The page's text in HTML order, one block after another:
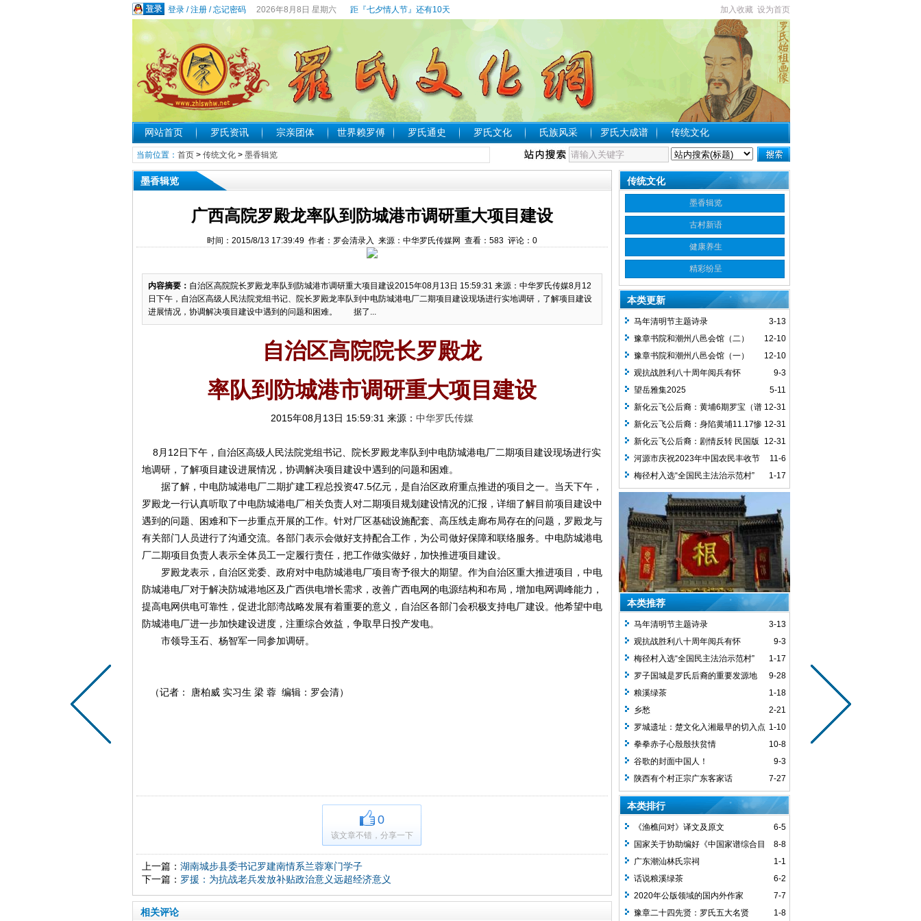
登录/注册/忘记密码 2026年8月8日 星期六 距『七夕情人节』还有10天 加入收藏 设为首页
网站首页 罗氏资讯 宗亲团体 世界赖罗傅 罗氏通史 罗氏文化 氏族风采 罗氏大成谱 传统文化
当前位置： 首页> 传统文化> 墨香辑览
墨香辑览
广西高院罗殿龙率队到防城港市调研重大项目建设
时间：2015/8/13 17:39:49 作者：罗会清录入 来源：中华罗氏传媒网 查看： 583评论： 0
内容摘要： 自治区高院院长罗殿龙率队到防城港市调研重大项目建设2015年08月13日 15:59:31 来源：中华罗氏传媒8月12
日下午，自治区高级人民法院党组书记、院长罗殿龙率队到中电防城港电厂二期项目建设现场进行实地调研，了解项目建设
进展情况，协调解决项目建设中遇到的问题和困难。 据了...
自治区高院院长罗殿龙
率队到防城港市调研重大项目建设
2015年08月13日 15:59:31 来源： 中华罗氏传媒
8月12日下午，自治区高级人民法院党组书记、院长罗殿龙率队到中电防城港电厂二期项目建设现场进行实
地调研，了解项目建设进展情况，协调解决项目建设中遇到的问题和困难。
据了解，中电防城港电厂二期扩建工程总投资47.5亿元，是自治区政府重点推进的项目之一。当天下午，
罗殿龙一行认真听取了中电防城港电厂相关负责人对二期项目规划建设情况的汇报，详细了解目前项目建设中
遇到的问题、困难和下一步重点开展的工作。针对厂区基础设施配套、高压线走廊布局存在的问题，罗殿龙与
有关部门人员进行了沟通交流。各部门表示会做好支持配合工作，为公司做好保障和联络服务。中电防城港电
厂二期项目负责人表示全体员工一定履行责任，把工作做实做好，加快推进项目建设。
罗殿龙表示，自治区党委、政府对中电防城港电厂项目寄予很大的期望。作为自治区重大推进项目，中电
防城港电厂对于解决防城港地区及广西供电增长需求，改善广西电网的电源结构和布局，增加电网调峰能力，
提高电网供电可靠性，促进北部湾战略发展有着重要的意义，自治区各部门会积极支持电厂建设。他希望中电
防城港电厂进一步加快建设进度，注重综合效益，争取早日投产发电。
市领导玉石、杨智军一同参加调研。
（记者： 唐柏威 实习生 梁 蓉 编辑：罗会清）
0
该文章不错，分享一下
上一篇： 湖南城步县委书记罗建南情系兰蓉寒门学子
下一篇： 罗援：为抗战老兵发放补贴政治意义远超经济意义
相关评论
传统文化
墨香辑览
古村新语
健康养生
精彩纷呈
本类更新
3-13
马年清明节主题诗录
12-10
豫章书院和潮州八邑会馆（二）
12-10
豫章书院和潮州八邑会馆（一）
9-3
观抗战胜利八十周年阅兵有怀
5-11
望岳雅集2025
12-31
新化云飞公后裔：黄埔6期罗宝（谱
名罗教植）疑似投敌
12-31
新化云飞公后裔：身陷黄埔11.17惨
案的 罗宝/罗教植
12-31
新化云飞公后裔：剧情反转 民国版
金无怠
11-6
河源市庆祝2023年中国农民丰收节
1-17
梅径村入选“全国民主法治示范村”
本类推荐
3-13
马年清明节主题诗录
9-3
观抗战胜利八十周年阅兵有怀
1-17
梅径村入选“全国民主法治示范村”
9-28
罗子国城是罗氏后裔的重要发源地
1-18
粮溪绿茶
2-21
乡愁
1-10
罗城遗址：楚文化入湘最早的切入点
之一
10-8
拳拳赤子心殷殷扶贫情
9-3
谷歌的封面中国人！
7-27
陕西有个村正宗广东客家话
本类排行
6-5
《渔樵问对》译文及原文
8-8
国家关于协助编好《中国家谱综合目
录》的通知
1-1
广东潮汕林氏宗祠
6-2
话说粮溪绿茶
7-7
2020年公版领域的国内外作家
1-8
豫章二十四先贤：罗氏五大名贤